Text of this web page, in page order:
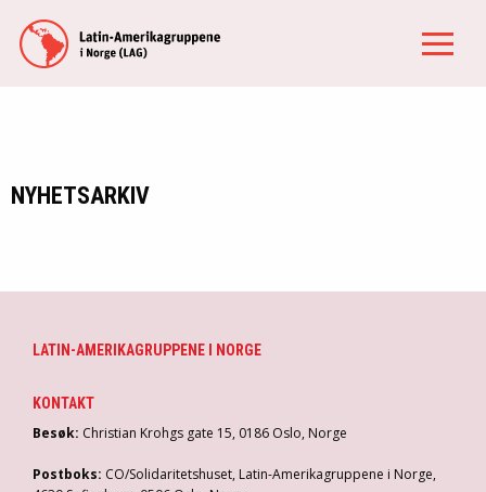
NYHETSARKIV
LATIN-AMERIKAGRUPPENE I NORGE
KONTAKT
Besøk: Christian Krohgs gate 15, 0186 Oslo, Norge
Postboks: CO/Solidaritetshuset, Latin-Amerikagruppene i Norge,